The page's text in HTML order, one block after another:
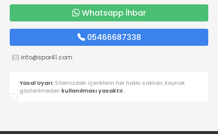
Whatsapp İhbar
05466687338
info@spor41.com
Yasal Uyarı: Sitemizdeki içeriklerin her hakkı saklıdır, kaynak
gösterilmeden kullanılması yasaktır.